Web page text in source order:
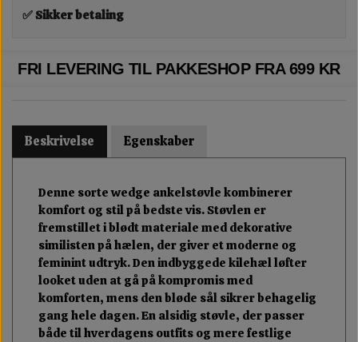
✅ Sikker betaling
FRI LEVERING TIL PAKKESHOP FRA 699 KR
Beskrivelse Egenskaber
Denne sorte wedge ankelstøvle kombinerer
komfort og stil på bedste vis. Støvlen er
fremstillet i blødt materiale med dekorative
similisten på hælen, der giver et moderne og
feminint udtryk. Den indbyggede kilehæl løfter
looket uden at gå på kompromis med
komforten, mens den bløde sål sikrer behagelig
gang hele dagen. En alsidig støvle, der passer
både til hverdagens outfits og mere festlige